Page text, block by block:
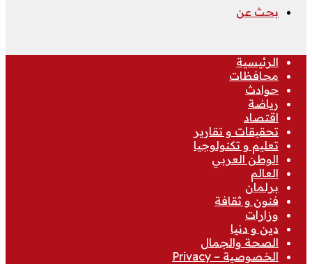
بحث عن
الرئيسية
محافظات
حوادث
رياضة
اقتصاد
تحقيقات و تقارير
تعليم و تكنولوجيا
الوطن العربي
العالم
برلمان
فنون و ثقافة
وزارات
دين و دنيا
الصحة والجمال
الخصوصية – Privacy